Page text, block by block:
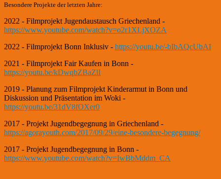
Besondere Projekte der letzten Jahre:
2022 - Filmprojekt Jugendaustausch Griechenland -
https://www.youtube.com/watch?v=o2r1XLjXOZA
2022 - Filmprojekt Bonn Inklusiv - https://youtu.be/-bIbAQcUbAI
2021 - Filmprojekt Fair Kaufen in Bonn -
https://youtu.be/kDwqbZBaZlI
2019 - Planung zum Filmprojekt Kinderarmut in Bonn und
Diskussion und Präsentation im Woki -
https://youtu.be/31dV8fOXer0
2017 - Projekt Jugendbegegnung in Griechenland -
https://agorayouth.com/2017/09/29/eine-besondere-begegnung/
2017 - Projekt Jugendbegegnung in Bonn -
https://www.youtube.com/watch?v=IwBbMddm_CA